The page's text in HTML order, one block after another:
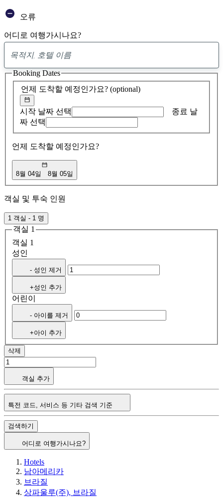
오류
어디로 여행가시나요?
제
안
발
견
언제 도착할 예정인가요? (optional)
시작 날짜 선택
종료 날
짜 선택
언제 도착할 예정인가요?
8월 04일 8월 05일
Booking Dates
객실 및 투숙 인원
1 객실 - 1 명
객실 1
객실 1
성인
- 성인 제거
+성인 추가
어린이
- 아이를 제거
+아이 추가
삭제
객실 추가
특전 코드, 서비스 등 기타 검색 기준
검색하기
어디로 여행가시나요?
Hotels
남아메리카
브라질
상파울루(주), 브라질